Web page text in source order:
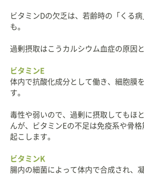
ビタミンDの欠乏は、若齢時の「くる
も。
過剰摂取はこうカルシウム血症の原因と
ビタミンE
体内で抗酸化成分として働き、細胞膜
す。
毒性や弱いので、過剰に摂取してもほ
んが、ビタミンEの不足は免疫系や骨
起こします。
ビタミンK
腸内の細菌によって体内で合成され、